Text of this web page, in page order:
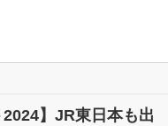
2024】JR東日本も出